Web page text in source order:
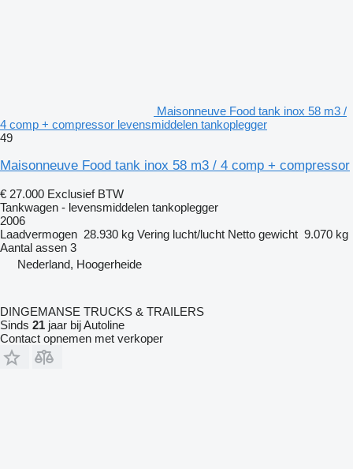
Maisonneuve Food tank inox 58 m3 /
4 comp + compressor levensmiddelen tankoplegger
49
Maisonneuve Food tank inox 58 m3 / 4 comp + compressor
€ 27.000 Exclusief BTW
Tankwagen - levensmiddelen tankoplegger
2006
Laadvermogen 28.930 kg Vering lucht/lucht Netto gewicht 9.070 kg
Aantal assen 3
Nederland, Hoogerheide
DINGEMANSE TRUCKS & TRAILERS
Sinds 21 jaar bij Autoline
Contact opnemen met verkoper